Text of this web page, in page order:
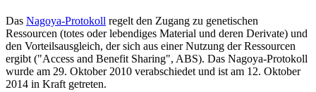
Das Nagoya-Protokoll regelt den Zugang zu genetischen
Ressourcen (totes oder lebendiges Material und deren Derivate) und
den Vorteilsausgleich, der sich aus einer Nutzung der Ressourcen
ergibt ("Access and Benefit Sharing", ABS). Das Nagoya-Protokoll
wurde am 29. Oktober 2010 verabschiedet und ist am 12. Oktober
2014 in Kraft getreten.